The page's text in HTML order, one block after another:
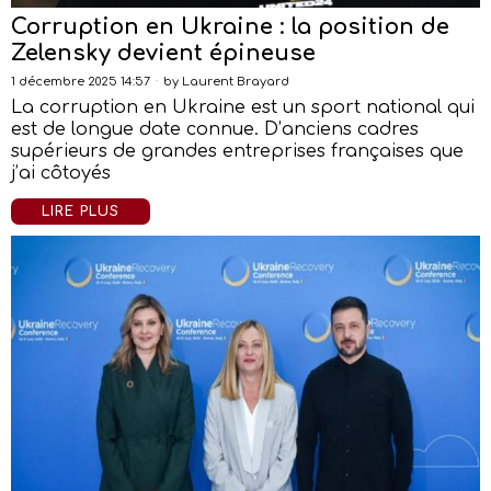
Corruption en Ukraine : la position de
Zelensky devient épineuse
1 décembre 2025 14:57 by Laurent Brayard
La corruption en Ukraine est un sport national qui
est de longue date connue. D’anciens cadres
supérieurs de grandes entreprises françaises que
j’ai côtoyés
LIRE PLUS